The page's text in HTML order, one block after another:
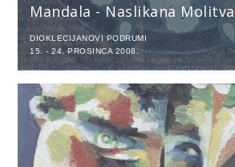
Mandala - Naslikana Molitva
DIOKLECIJANOVI PODRUMI
15. - 24. PROSINCA 2008.